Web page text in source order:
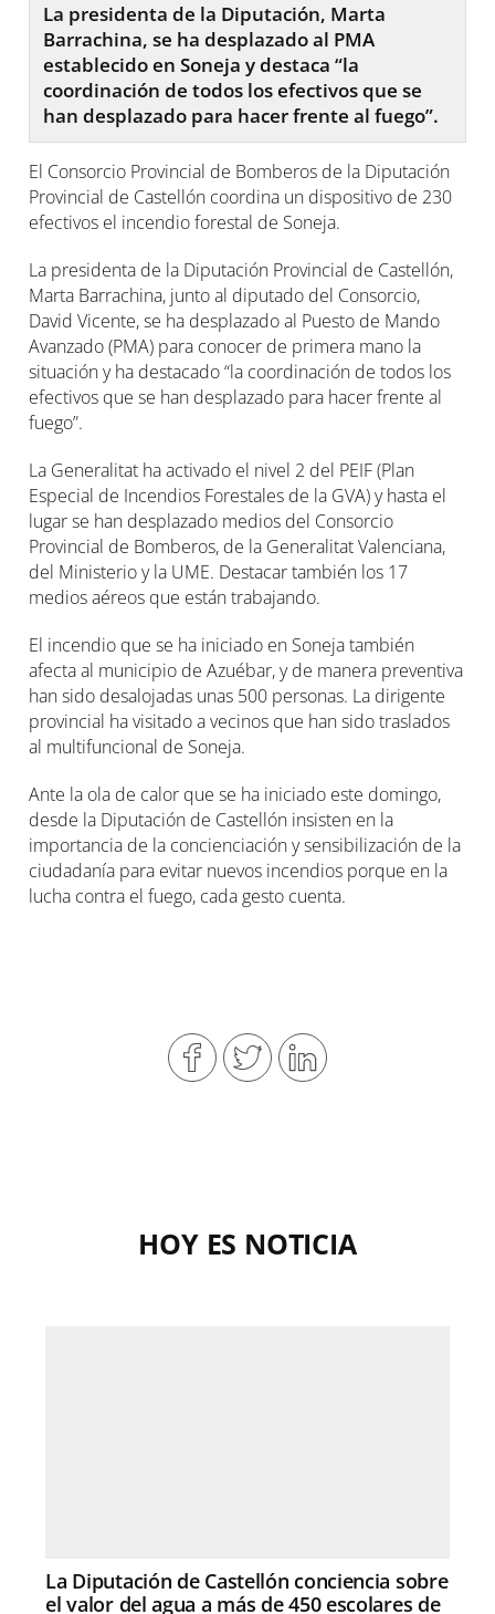
La presidenta de la Diputación, Marta
Barrachina, se ha desplazado al PMA
establecido en Soneja y destaca “la
coordinación de todos los efectivos que se
han desplazado para hacer frente al fuego”.
El Consorcio Provincial de Bomberos de la Diputación
Provincial de Castellón coordina un dispositivo de 230
efectivos el incendio forestal de Soneja.
La presidenta de la Diputación Provincial de Castellón,
Marta Barrachina, junto al diputado del Consorcio,
David Vicente, se ha desplazado al Puesto de Mando
Avanzado (PMA) para conocer de primera mano la
situación y ha destacado “la coordinación de todos los
efectivos que se han desplazado para hacer frente al
fuego”.
La Generalitat ha activado el nivel 2 del PEIF (Plan
Especial de Incendios Forestales de la GVA) y hasta el
lugar se han desplazado medios del Consorcio
Provincial de Bomberos, de la Generalitat Valenciana,
del Ministerio y la UME. Destacar también los 17
medios aéreos que están trabajando.
El incendio que se ha iniciado en Soneja también
afecta al municipio de Azuébar, y de manera preventiva
han sido desalojadas unas 500 personas. La dirigente
provincial ha visitado a vecinos que han sido traslados
al multifuncional de Soneja.
Ante la ola de calor que se ha iniciado este domingo,
desde la Diputación de Castellón insisten en la
importancia de la concienciación y sensibilización de la
ciudadanía para evitar nuevos incendios porque en la
lucha contra el fuego, cada gesto cuenta.
HOY ES NOTICIA
La Diputación de Castellón conciencia sobre
el valor del agua a más de 450 escolares de